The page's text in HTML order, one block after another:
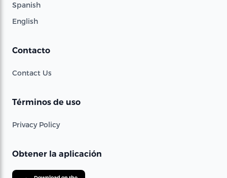
Spanish
English
Contacto
Contact Us
Términos de uso
Privacy Policy
Obtener la aplicación